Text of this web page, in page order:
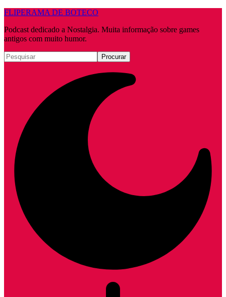
FLIPERAMA DE BOTECO
Podcast dedicado a Nostalgia. Muita informação sobre games
antigos com muito humor.